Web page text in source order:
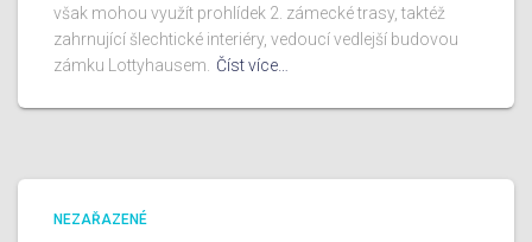
však mohou využít prohlídek 2. zámecké trasy, taktéž
zahrnující šlechtické interiéry, vedoucí vedlejší budovou
zámku Lottyhausem.
Číst více…
NEZAŘAZENÉ